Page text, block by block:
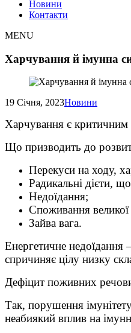
Новини
Контакти
MENU
Харчування й імунна
19 Січня, 2023Новини
Харчування є критичним
Що призводить до
Перекуси на ходу,
Радикальні дієти,
Недоїдання;
Споживання великої
Зайва вага.
Енергетичне недоїдання
спричиняє цілу низку
Дефіцит поживних
Так, порушення
неабиякий вплив на